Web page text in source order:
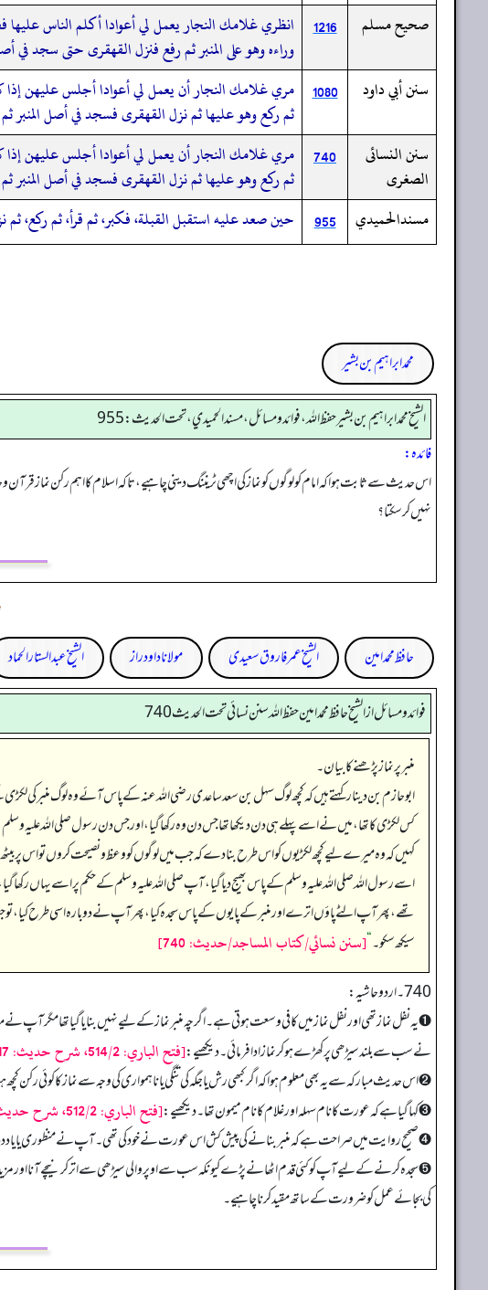
صحيح مسلم 1216
انظري غلامك النجار يعمل لي أعوادا أكلم الناس
وراءه وهو على المنبر ثم رفع فنزل القهقرى حتى سجد في
سنن أبي داود
1080
مري غلامك النجار أن يعمل لي أعوادا أجلس عليهن إذا
ثم ركع وهو عليها ثم نزل القهقرى فسجد في أصل المنبر
سنن النسائى
الصغرى
740
مري غلامك النجار أن يعمل لي أعوادا أجلس عليهن إذا
ثم ركع وهو عليها ثم نزل القهقرى فسجد في أصل المنبر ثم
مسندالحميدي
955 حين صعد عليه استقبل القبلة، فكبر، ثم قرأ، ثم ركع،
محمد ابراہیم بن بشیر
الشيخ محمد ابراهيم بن بشير حفظ الله، فوائد و مسائل، مسند الحميدي، تحت الحديث:955
فائدہ:
اس حدیث سے ثابت ہوا کہ امام کو لوگوں کو نماز کی اچھی ٹریننگ دینی چاہیے، تاکہ اسلام کا اہم رکن نماز
نہیں کر سکتا؟
حافظ محمد امین
الشیخ عمر فاروق سعیدی مولانا داود راز الشیخ عبدالستار الحماد
فوائد ومسائل از الشيخ حافظ محمد امين حفظ الله سنن نسائي تحت الحديث 740
منبر پر نماز پڑھنے کا بیان۔
ابوحازم بن دینار کہتے ہیں کہ کچھ لوگ سہل بن سعد ساعدی رضی اللہ عنہ کے پاس آئے وہ لوگ منبر کی
کس لکڑی کا تھا، میں نے اسے پہلے ہی دن دیکھا تھا جس دن وہ رکھا گیا، اور جس دن رسول صلی اللہ علیہ
کہیں کہ وہ میرے لیے کچھ لکڑیوں کو اس طرح بنا دے کہ جب میں لوگوں کو وعظ و نصیحت کروں تو اس
اسے رسول اللہ صلی اللہ علیہ وسلم کے پاس بھیج دیا گیا، آپ صلی اللہ علیہ وسلم کے حکم پر اسے یہاں
تھے، پھر آپ الٹے پاؤں اترے اور منبر کے پایوں کے پاس سجدہ کیا، پھر آپ نے دوبارہ اسی طرح کیا،
سیکھ سکو۔‏‏‏‏“[سنن نسائي/كتاب المساجد/حدیث: 740]
740 ۔ اردو حاشیہ:
➊ یہ نفل نماز تھی اور نفل نماز میں کافی وسعت ہوتی ہے۔ اگرچہ منبر نماز کے لیے نہیں بنایا گیا تھا مگر
نے سب سے بلند سیڑھی پر کھڑے ہو کر نماز ادا فرمائی۔ دیکھیے:[فتح الباري: 514/2، شرح حديث: 917]
➋ اس حدیث مبارکہ سے یہ بھی معلوم ہوا کہ اگر کبھی رش یا جگہ کی تنگی یا ناہمواری کی وجہ سے نماز کا کوئی رکن
➌ کہا گیا ہے کہ عورت کا نام سہلہ اور غلام کا نام میمون تھا۔ دیکھیے:[فتح الباري: 512/2، شرح حديث: 917]
➍ صحیح روایت میں صراحت ہے کہ منبر بنانے کی پیش کش اس عورت نے خود کی تھی۔ آپ نے منظوری یا
➎ سجدہ کرنے کے لیے آپ کو کئی قدم اٹھانے پڑے کیونکہ سب سے اوپر والی سیڑھی سے اتر کر نیچے آنا اور مزید
کی بجائے عمل کو ضرورت کے ساتھ مقید کرنا چاہیے۔